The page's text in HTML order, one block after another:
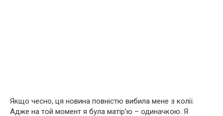
Якщо чесно, ця новина повністю вибила мене з колії.
Адже на той момент я була матір’ю – одиначкою. Я